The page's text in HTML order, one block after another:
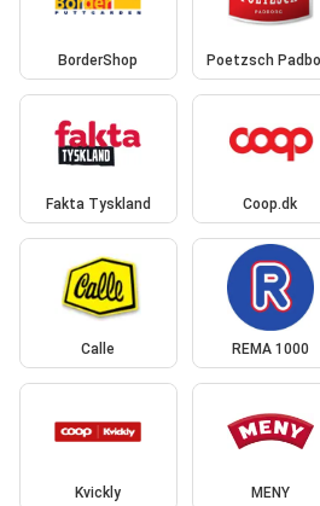
BorderShop Poetzsch
Fakta Tyskland Coop.dk
Calle REMA 1000
Kvickly MENY